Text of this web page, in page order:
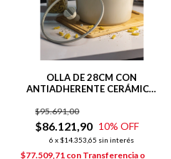
OLLA DE 28CM CON
ANTIADHERENTE CERÁMICO
$86.121,90
$95.691,00
10% OFF
6 x $14.353,65 sin interés
$77.509,71 con Transferencia o